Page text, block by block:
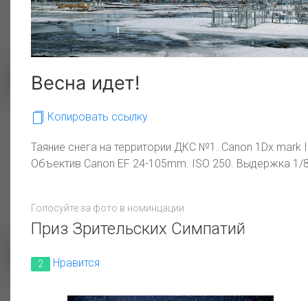
северные одуванчики
Душа природы
Волшебство света и снега
Весна идет!
Копировать ссылку
Таяние снега на территории ДКС №1. Canon 1Dx mark
Объектив Canon EF 24-105mm. ISO 250. Выдержка 1/
Голосуйте за фото в номинцации
Приз Зрительских Симпатий
2 Нравится